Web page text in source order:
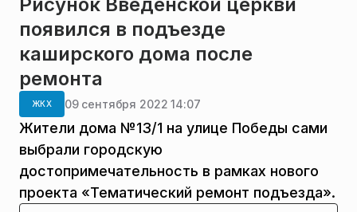
появился в подъезде
каширского дома после
ремонта
ЖКХ 09 сентября 2022 14:07
Жители дома №13/1 на улице Победы сами
выбрали городскую
достопримечательность в рамках нового
проекта «Тематический ремонт подъезда».